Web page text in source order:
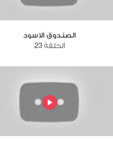
الصندوق الاسود
الحلقة 23